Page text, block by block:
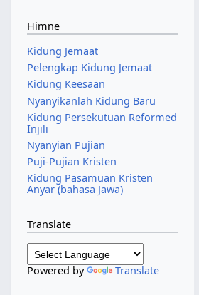
Himne
Kidung Jemaat
Pelengkap Kidung Jemaat
Kidung Keesaan
Nyanyikanlah Kidung Baru
Kidung Persekutuan Reformed
Injili
Nyanyian Pujian
Puji-Pujian Kristen
Kidung Pasamuan Kristen
Anyar (bahasa Jawa)
Translate
Powered by Translate